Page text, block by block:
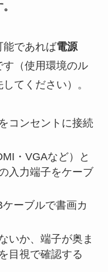
能であれば電源
す（使用環境のル
てください）。
コンセントに接続
・VGAなど）と
入力端子をケーブ
ーブルで書画カ
いか、端子が奥ま
目視で確認する